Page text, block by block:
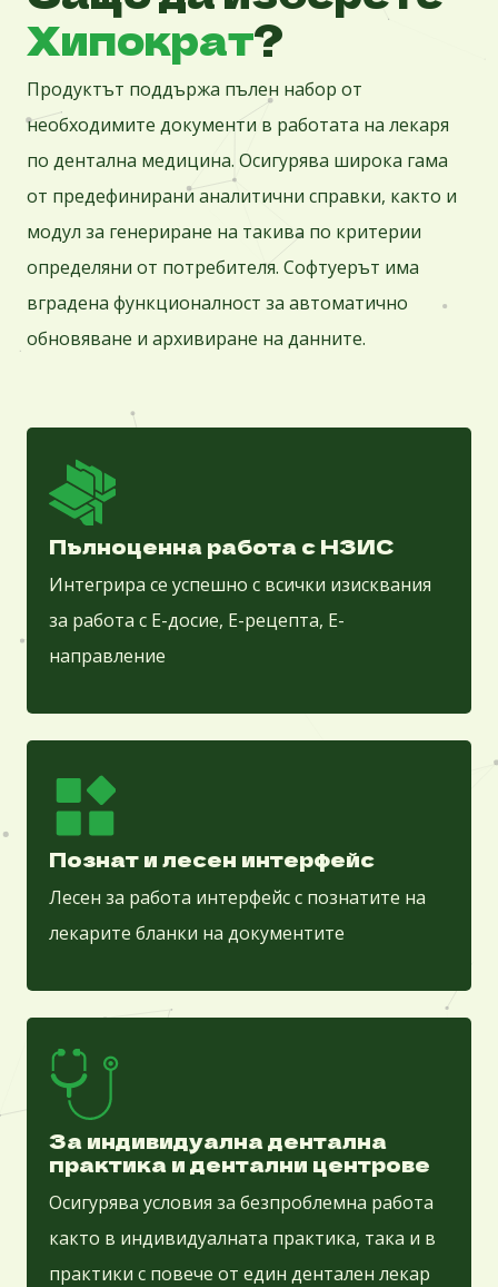
Хипократ?
Продуктът поддържа пълен набор от
необходимите документи в работата на лекаря
по дентална медицина. Осигурява широка гама
от предефинирани аналитични справки, както и
модул за генериране на такива по критерии
определяни от потребителя. Софтуерът има
вградена функционалност за автоматично
обновяване и архивиране на данните.
Пълноценна работа с НЗИС
Интегрира се успешно с всички изисквания
за работа с Е-досие, Е-рецепта, Е-
направление
Познат и лесен интерфейс
Лесен за работа интерфейс с познатите на
лекарите бланки на документите
За индивидуална дентална
практика и дентални центрове
Осигурява условия за безпроблемна работа
както в индивидуалната практика, така и в
практики с повече от един дентален лекар